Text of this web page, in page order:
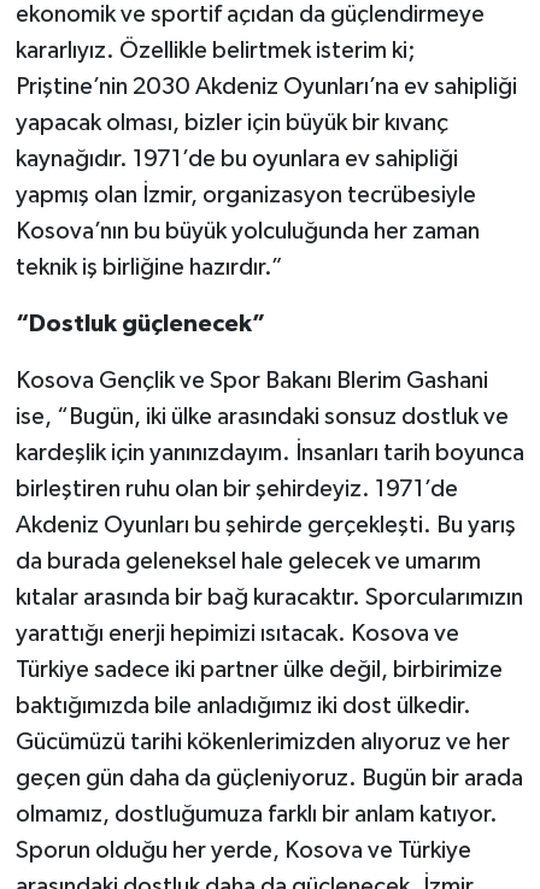
ekonomik ve sportif açıdan da güçlendirmeye
kararlıyız. Özellikle belirtmek isterim ki;
Priştine’nin 2030 Akdeniz Oyunları’na ev sahipliği
yapacak olması, bizler için büyük bir kıvanç
kaynağıdır. 1971’de bu oyunlara ev sahipliği
yapmış olan İzmir, organizasyon tecrübesiyle
Kosova’nın bu büyük yolculuğunda her zaman
teknik iş birliğine hazırdır.”
“Dostluk güçlenecek”
Kosova Gençlik ve Spor Bakanı Blerim Gashani
ise, “Bugün, iki ülke arasındaki sonsuz dostluk ve
kardeşlik için yanınızdayım. İnsanları tarih boyunca
birleştiren ruhu olan bir şehirdeyiz. 1971’de
Akdeniz Oyunları bu şehirde gerçekleşti. Bu yarış
da burada geleneksel hale gelecek ve umarım
kıtalar arasında bir bağ kuracaktır. Sporcularımızın
yarattığı enerji hepimizi ısıtacak. Kosova ve
Türkiye sadece iki partner ülke değil, birbirimize
baktığımızda bile anladığımız iki dost ülkedir.
Gücümüzü tarihi kökenlerimizden alıyoruz ve her
geçen gün daha da güçleniyoruz. Bugün bir arada
olmamız, dostluğumuza farklı bir anlam katıyor.
Sporun olduğu her yerde, Kosova ve Türkiye